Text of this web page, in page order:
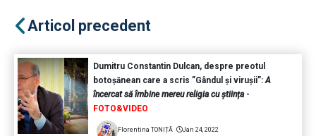
Articol precedent
Dumitru Constantin Dulcan, despre preotul
botoșănean care a scris ”Gândul și virușii”:A
încercat să îmbine mereu religia cu știința -
FOTO&VIDEO
Florentina TONIȚĂ Jan 24, 2022